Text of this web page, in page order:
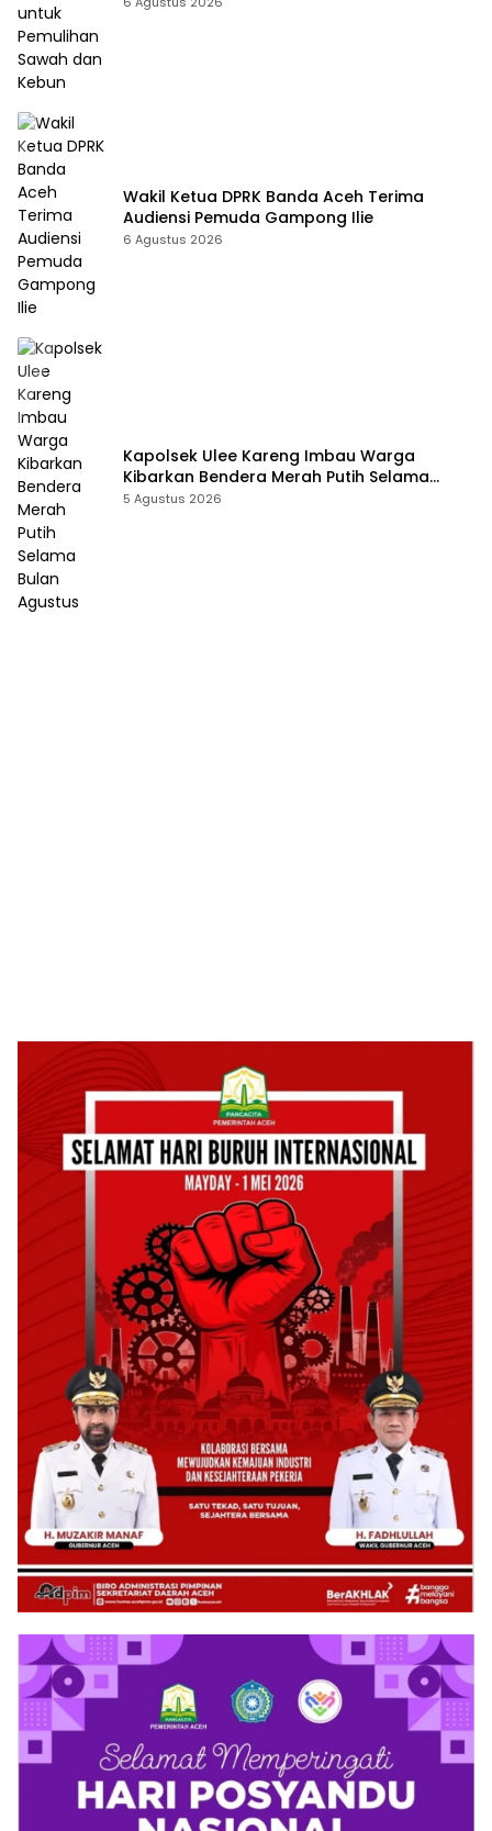
Wakil Ketua DPRK Banda Aceh Terima
Audiensi Pemuda Gampong Ilie
6 Agustus 2026
Kapolsek Ulee Kareng Imbau Warga
Kibarkan Bendera Merah Putih Selama
Bulan Agustus
5 Agustus 2026